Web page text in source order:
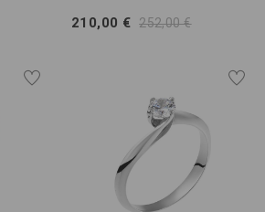
210,00 € 252,00 €